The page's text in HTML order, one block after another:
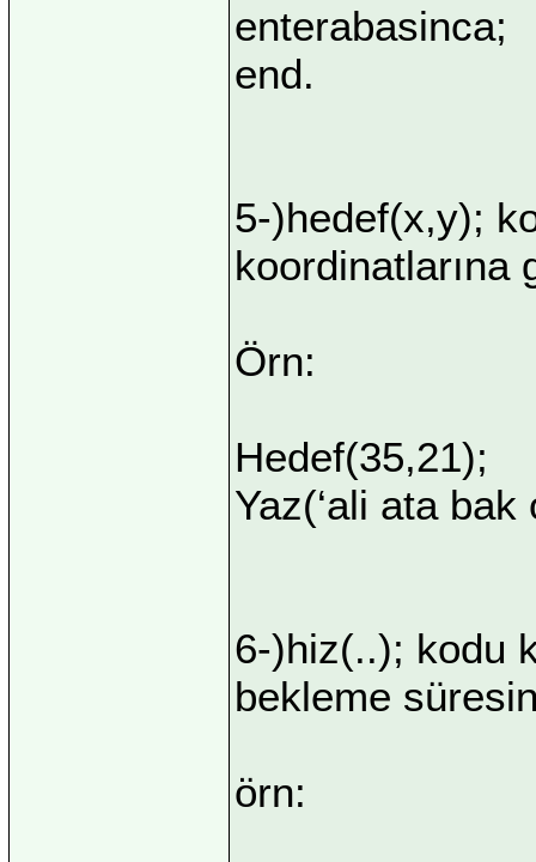
enterabasinca;
end.
5-)hedef(x,y);
koordinatlarına
Örn:
Hedef(35,21);
Yaz(‘ali ata bak
6-)hiz(..); kodu
bekleme
örn: